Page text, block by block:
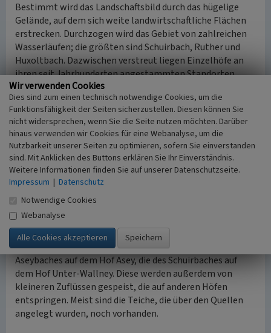
Bestimmt wird das Landschaftsbild durch das hügelige
Gelände, auf dem sich weite landwirtschaftliche Flächen
erstrecken. Durchzogen wird das Gebiet von zahlreichen
Wasserläufen; die größten sind Schuirbach, Ruther und
Huxoltbach. Dazwischen verstreut liegen Einzelhöfe an
ihren seit Jahrhunderten angestammten Standorten.
Die meisten der alten Höfe sind noch vorhanden und
befinden sich häufig noch in Familienbesitz. Sie betreiben
bis heute Landwirtschaft; Pferdezucht und Reitställe
sowie der Direktverkauf von landwirtschaftlichen
Produkten ab Hof sind weit verbreitet. Die modernen
Hofanlagen verfügen meist noch über die historischen
Gebäude aus Fachwerk und Bruchsteinmauerwerk. Ein
„vergleichsweise seltenes Beispiel eines Wohnstallhauses
mit einer Quereinfahrt“
Halfmannshofes (Schmitz 2006, S. 173). Die Höfe wurden
in Quellmuldenlage errichtet. Das heißt, hier entspringen
viele der kleinen Wasserläufe, die die hügelige Landschaft
netzartig durchziehen. So befindet sich die Quelle des
Aseybaches auf dem Hof Asey, die des Schuirbaches auf
dem Hof Unter-Wallney. Diese werden außerdem von
kleineren Zuflüssen gespeist, die auf anderen Höfen
entspringen. Meist sind die Teiche, die über den Quellen
angelegt wurden, noch vorhanden.
Wir verwenden Cookies
Dies sind zum einen technisch notwendige Cookies, um die
Funktionsfähigkeit der Seiten sicherzustellen. Diesen können Sie
nicht widersprechen, wenn Sie die Seite nutzen möchten. Darüber
hinaus verwenden wir Cookies für eine Webanalyse, um die
Nutzbarkeit unserer Seiten zu optimieren, sofern Sie einverstanden
sind. Mit Anklicken des Buttons erklären Sie Ihr Einverständnis.
Weitere Informationen finden Sie auf unserer Datenschutzseite.
Impressum | Datenschutz
Notwendige Cookies
Webanalyse